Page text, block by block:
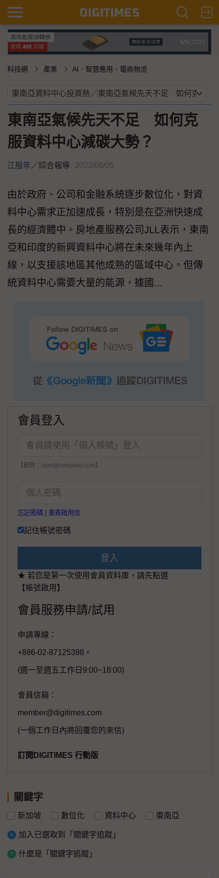
科技網 產業 AI．智慧應用．電商物流
東南亞氣候先天不足 如何克
服資料中心減碳大勢？
江殷年／綜合報導 2023/06/05
由於政府、公司和金融系統逐步數位化，對資
料中心需求正加速成長，特別是在亞洲快速成
長的經濟體中。房地產服務公司JLL表示，東南
亞和印度的新興資料中心將在未來幾年內上
線，以支援該地區其他成熟的區域中心。但傳
統資料中心需要大量的能源，據國...
會員登入
【範例：user@company.com】
忘記密碼 重寄啟用信
記住帳號密碼
登入
★ 若您是第一次使用會員資料庫，請先點選
【帳號啟用】
會員服務申請/試用
申請專線：
+886-02-87125398。
(週一至週五工作日9:00~18:00)
會員信箱：
member@digitimes.com
(一個工作日內將回覆您的來信)
訂閱DIGITIMES 行動版
關鍵字
新加坡 數位化 資料中心 東南亞
加入已選取到「關鍵字追蹤」
什麼是「關鍵字追蹤」